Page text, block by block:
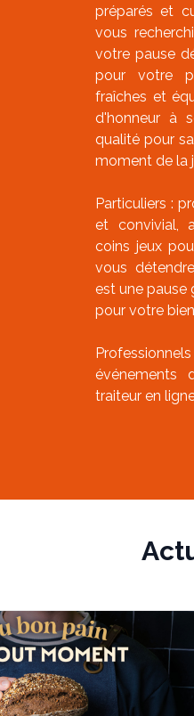
préparés et
vous
votre pause
pour votre
fraîches et
d'honneur à
qualité pour
moment de la
Particuliers :
et convivial,
coins jeux
vous
est une pause
pour votre
événements
traiteur en